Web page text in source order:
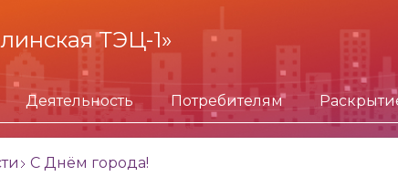
ТЭЦ-1»
Деятельность Потребителям
С Днём города!